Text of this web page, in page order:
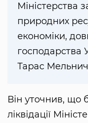
Міністерства
природних
економіки,
господарства
Тарас
Він уточнив, що
ліквідації